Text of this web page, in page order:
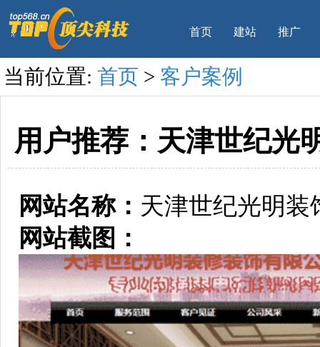
首页 建站 推广
当前位置: 首页 > 客户案例
用户推荐：天津世纪光
网站名称： 天津世纪光明装
网站截图：